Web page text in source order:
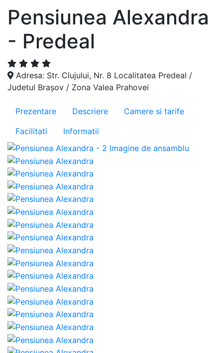
Pensiunea Alexandra
- Predeal
Adresa: Str. Clujului, Nr. 8 Localitatea Predeal /
Judetul Brașov / Zona Valea Prahovei
Prezentare Descriere
Camere si tarife
Facilitati
Informatii